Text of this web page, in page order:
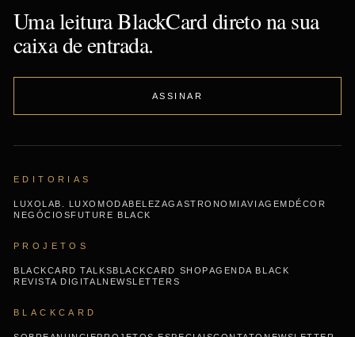
Uma leitura BlackCard direto na sua
caixa de entrada.
ASSINAR
EDITORIAS
LUXO LAB. LUXO MODABELEZAGASTRONOMIAVIAGEM DÉCOR
NEGÓCIOSFUTURE BLACK
PROJETOS
BLACKCARD TALKSBLACKCARD SHOPAGENDA BLACK
REVISTA DIGITAL NEWSLETTERS
BLACKCARD